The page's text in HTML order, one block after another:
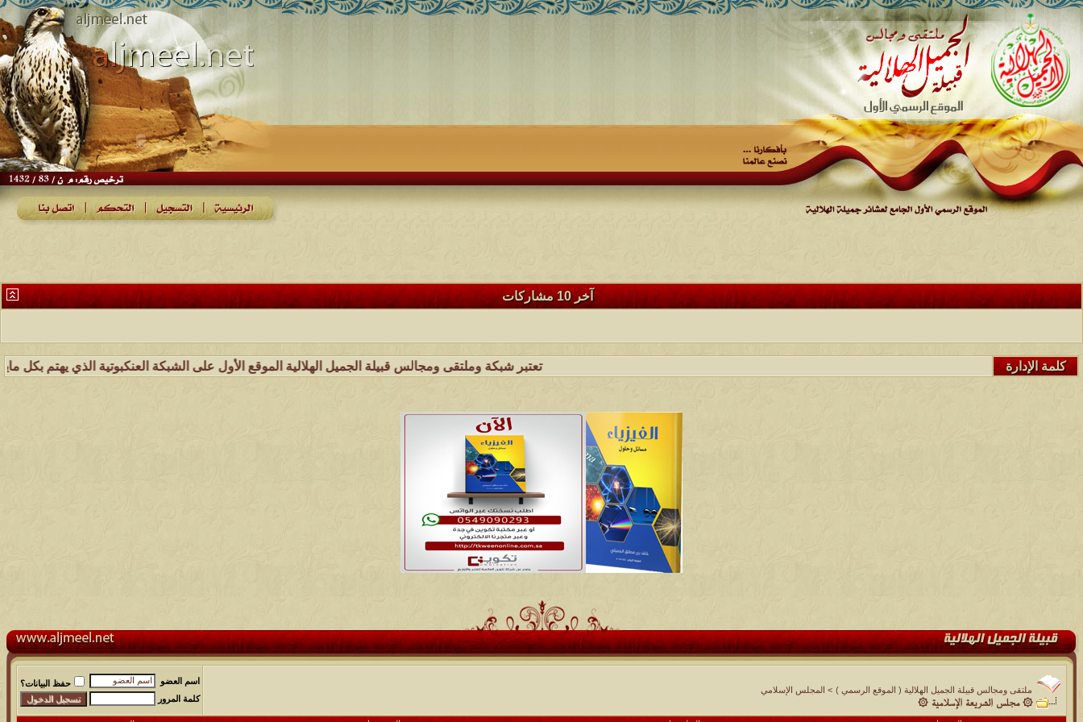
آخر 10 مشاركات
تعتبر شبكة وملتقى ومجالس قبيلة الجميل الهلالية الموقع الأول على الشبكة العنكبوتية الذي يهتم بكل مايخدم كلمة الإدارة
ملتقى ومجالس قبيلة الجميل الهلالية ( الموقع الرسمي ) > المجلس الإسلامي
۞ مجلس الشريعة الإسلامية ۞
اسم العضو
حفظ البيانات؟
كلمة المرور